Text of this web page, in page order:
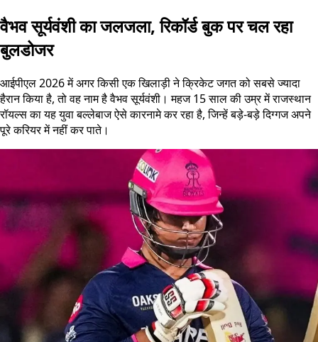
वैभव सूर्यवंशी का जलजला, रिकॉर्ड बुक पर चल रहा
बुलडोजर
आईपीएल 2026 में अगर किसी एक खिलाड़ी ने क्रिकेट जगत को सबसे ज्यादा
हैरान किया है, तो वह नाम है वैभव सूर्यवंशी। महज 15 साल की उम्र में राजस्थान
रॉयल्स का यह युवा बल्लेबाज ऐसे कारनामे कर रहा है, जिन्हें बड़े-बड़े दिग्गज अपने
पूरे करियर में नहीं कर पाते।